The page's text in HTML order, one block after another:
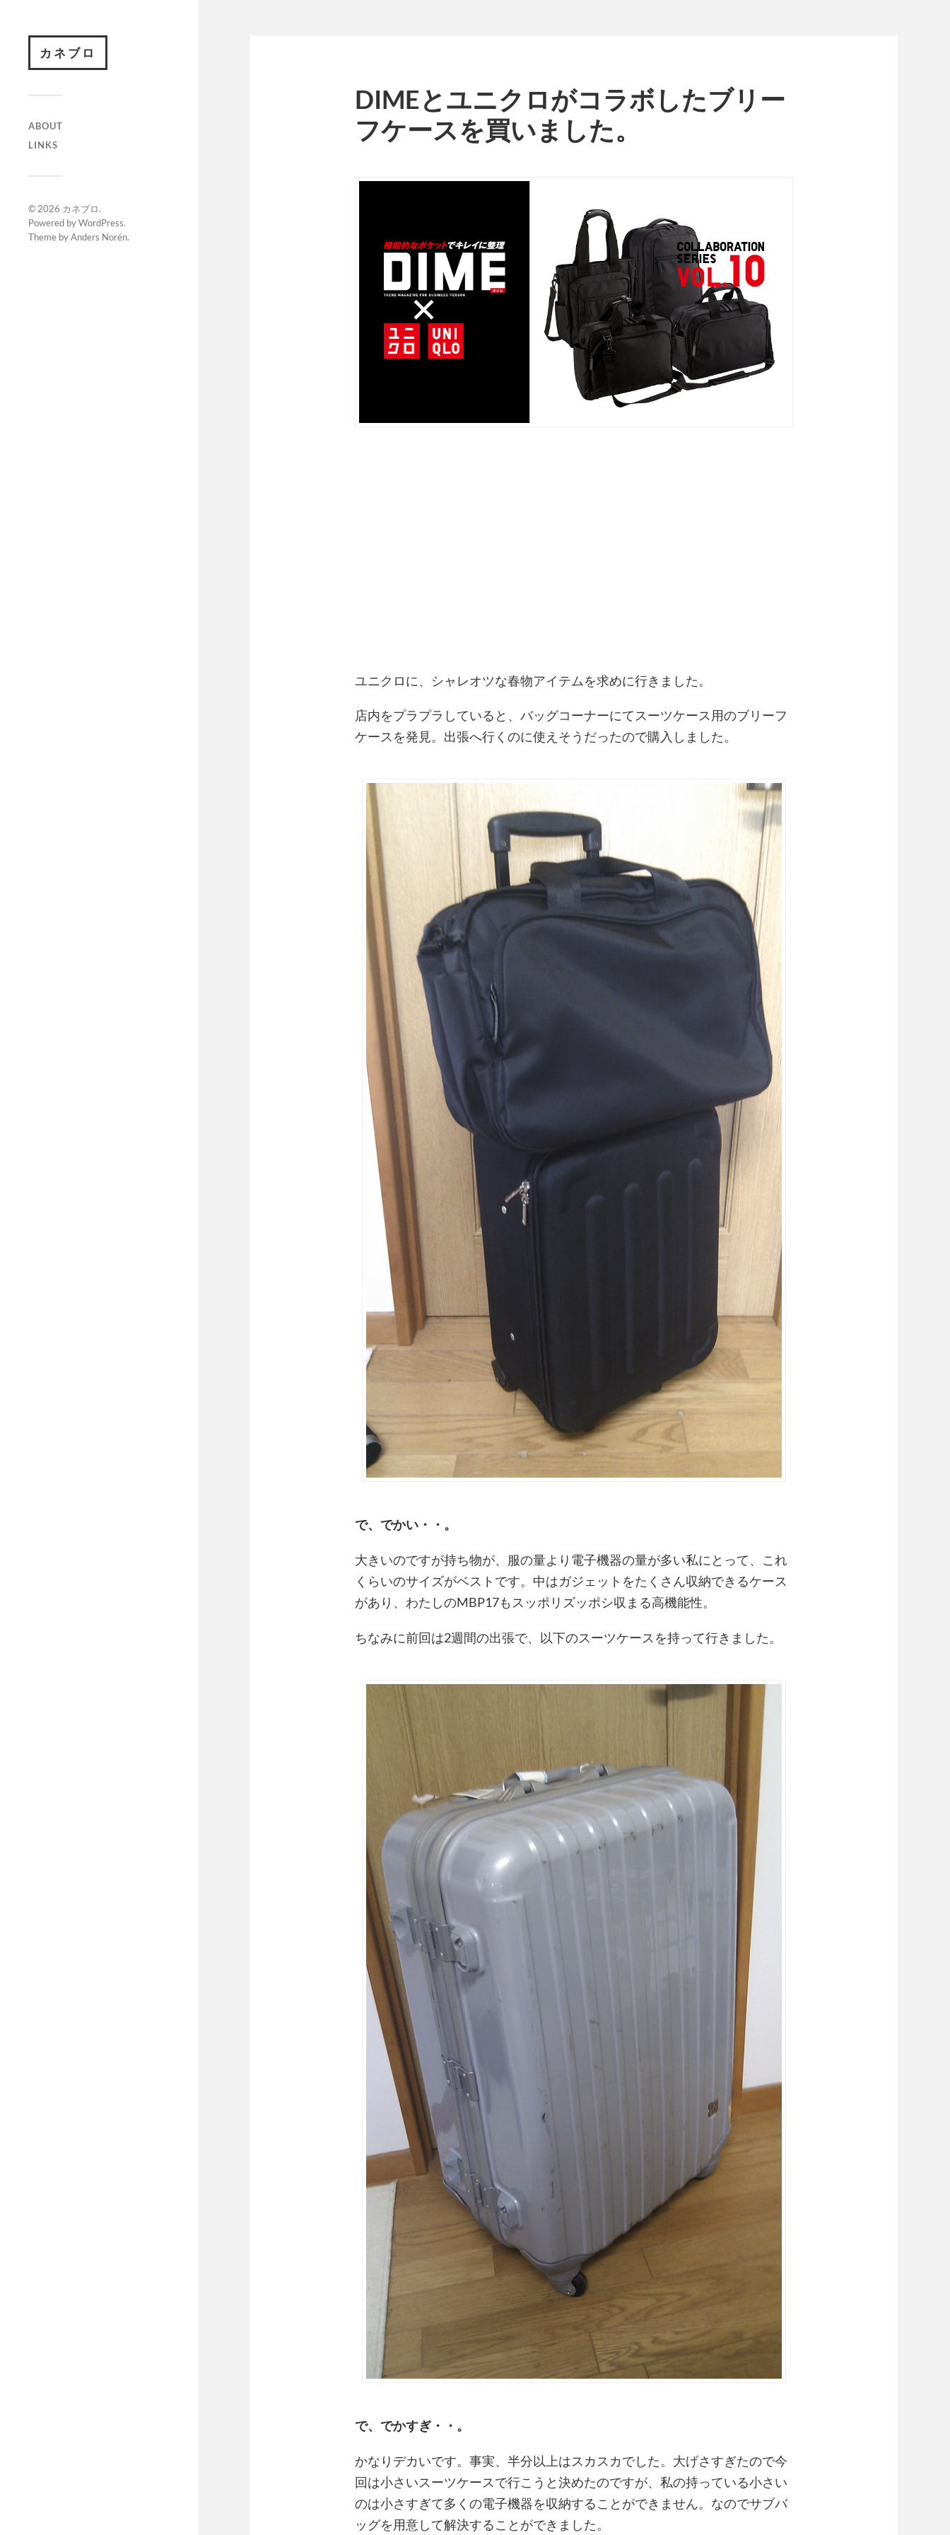
カネブロ
ABOUT
LINKS
© 2026 カネブロ.
Powered byWordPress.
Theme byAnders Norén.
DIMEとユニクロがコラボしたブリー
フケースを買いました。
ユニクロに、シャレオツな春物アイテムを求めに行きました。
店内をプラプラしていると、バッグコーナーにてスーツケース用のブリーフ
ケースを発見。出張へ行くのに使えそうだったので購入しました。
で、でかい・・。
大きいのですが持ち物が、服の量より電子機器の量が多い私にとって、これ
くらいのサイズがベストです。中はガジェットをたくさん収納できるケース
があり、わたしのMBP17もスッポリズッポシ収まる高機能性。
ちなみに前回は2週間の出張で、以下のスーツケースを持って行きました。
で、でかすぎ・・。
かなりデカいです。事実、半分以上はスカスカでした。大げさすぎたので今
回は小さいスーツケースで行こうと決めたのですが、私の持っている小さい
のは小さすぎて多くの電子機器を収納することができません。なのでサブバ
ッグを用意して解決することができました。